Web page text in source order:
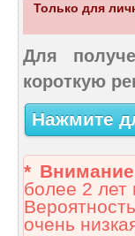
Только для
Для
короткую
Нажмите
*
более 2 лет
очень